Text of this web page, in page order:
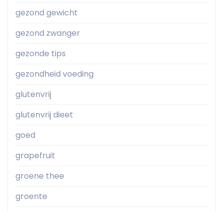
gezond gewicht
gezond zwanger
gezonde tips
gezondheid voeding
glutenvrij
glutenvrij dieet
goed
grapefruit
groene thee
groente